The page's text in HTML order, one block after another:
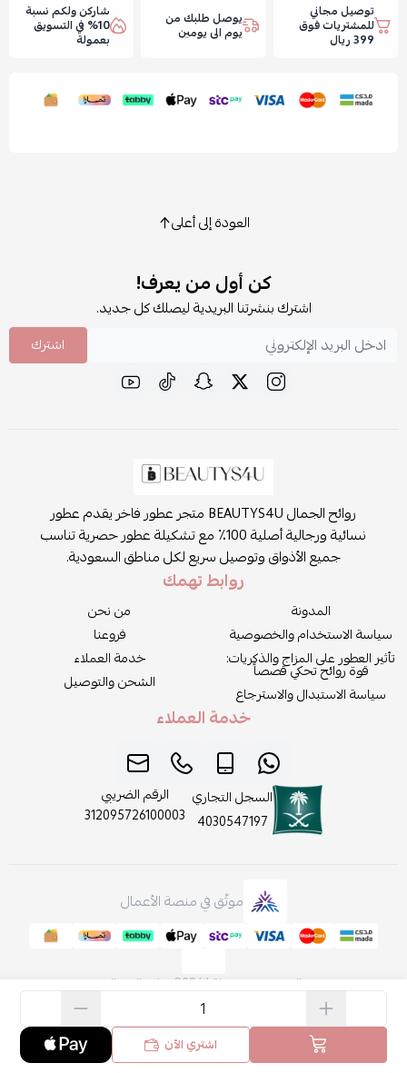
اشتري الآن
توصيل مجاني
للمشتريات فوق
399 ريال
يوصل طلبك من
يوم الى يومين
شاركن ولكم نسبة
10% في التسويق
بعمولة
العودة إلى أعلى
كن أول من يعرف!
اشترك بنشرتنا البريدية ليصلك كل جديد.
اشترك
روائح الجمال BEAUTYS4U متجر عطور فاخر يقدم عطور
نسائية ورجالية أصلية 100٪ مع تشكيلة عطور حصرية تناسب
جميع الأذواق وتوصيل سريع لكل مناطق السعودية.
روابط تهمك
المدونة
سياسة الاستخدام والخصوصية
تأثير العطور على المزاج والذكريات:
قوة روائح تحكي قصصاً
سياسة الاستبدال والاسترجاع
من نحن
فروعنا
خدمة العملاء
الشحن والتوصيل
خدمة العملاء
السجل التجاري
4030547197
الرقم الضريبي
312095726100003
موثّق في منصة الأعمال
الحقوق محفوظة | 2026 روائح الجمال